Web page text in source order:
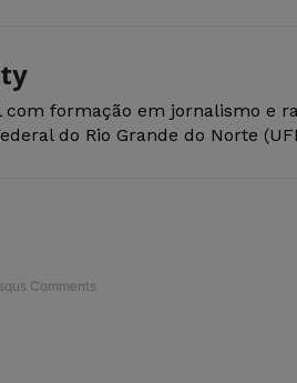
com formação em jornalismo e
do Rio Grande do Norte
Comments